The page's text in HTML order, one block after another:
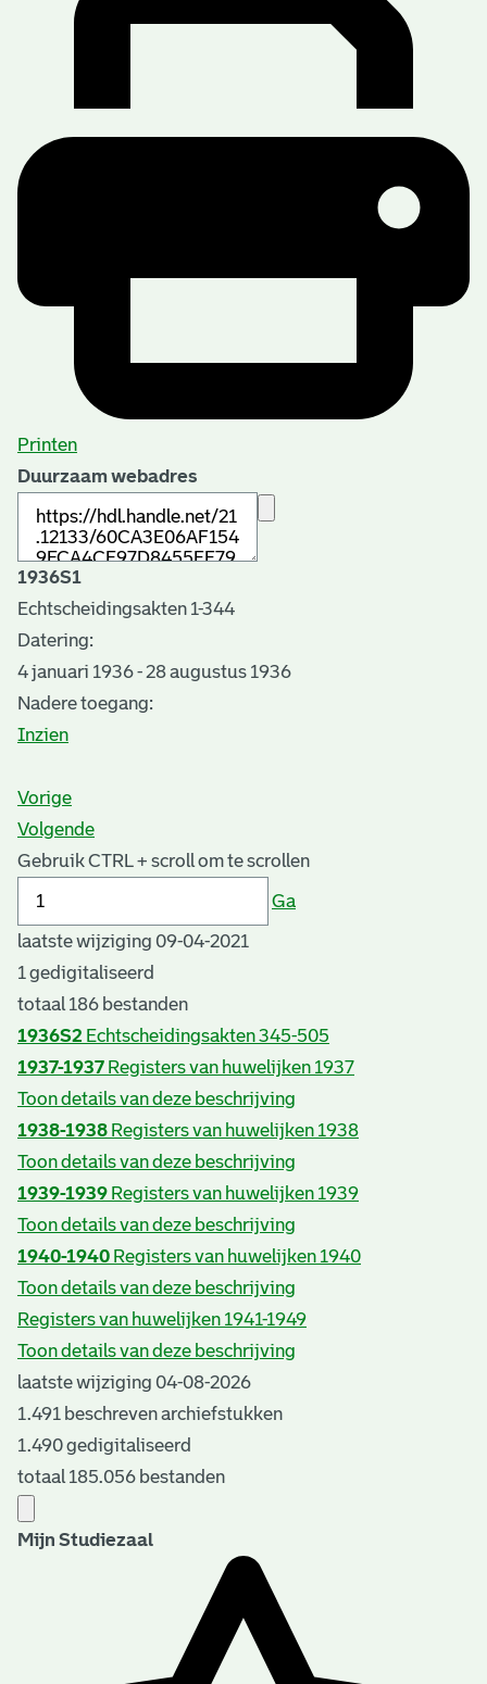
Printen
Duurzaam webadres
1936S1
Echtscheidingsakten 1-344
Datering:
4 januari 1936 - 28 augustus 1936
Nadere toegang:
Inzien
Vorige
Volgende
Gebruik CTRL + scroll om te scrollen
Ga
laatste wijziging 09-04-2021
1 gedigitaliseerd
totaal 186 bestanden
1936S2 Echtscheidingsakten 345-505
1937-1937 Registers van huwelijken 1937
Toon details van deze beschrijving
1938-1938 Registers van huwelijken 1938
Toon details van deze beschrijving
1939-1939 Registers van huwelijken 1939
Toon details van deze beschrijving
1940-1940 Registers van huwelijken 1940
Toon details van deze beschrijving
Registers van huwelijken 1941-1949
Toon details van deze beschrijving
laatste wijziging 04-08-2026
1.491 beschreven archiefstukken
1.490 gedigitaliseerd
totaal 185.056 bestanden
Mijn Studiezaal